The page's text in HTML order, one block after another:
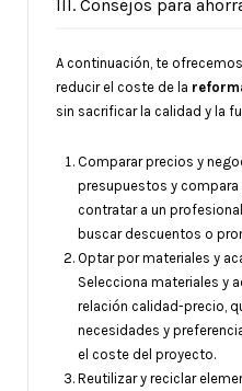
III. Consejos para
A continuación, te
reducir el coste de la
sin sacrificar la calidad y la
Comparar precios y
presupuestos y
contratar a un
buscar descuentos o
Optar por materiales y
Selecciona materiales y
relación calidad-precio,
necesidades y
el coste del proyecto.
Reutilizar y reciclar